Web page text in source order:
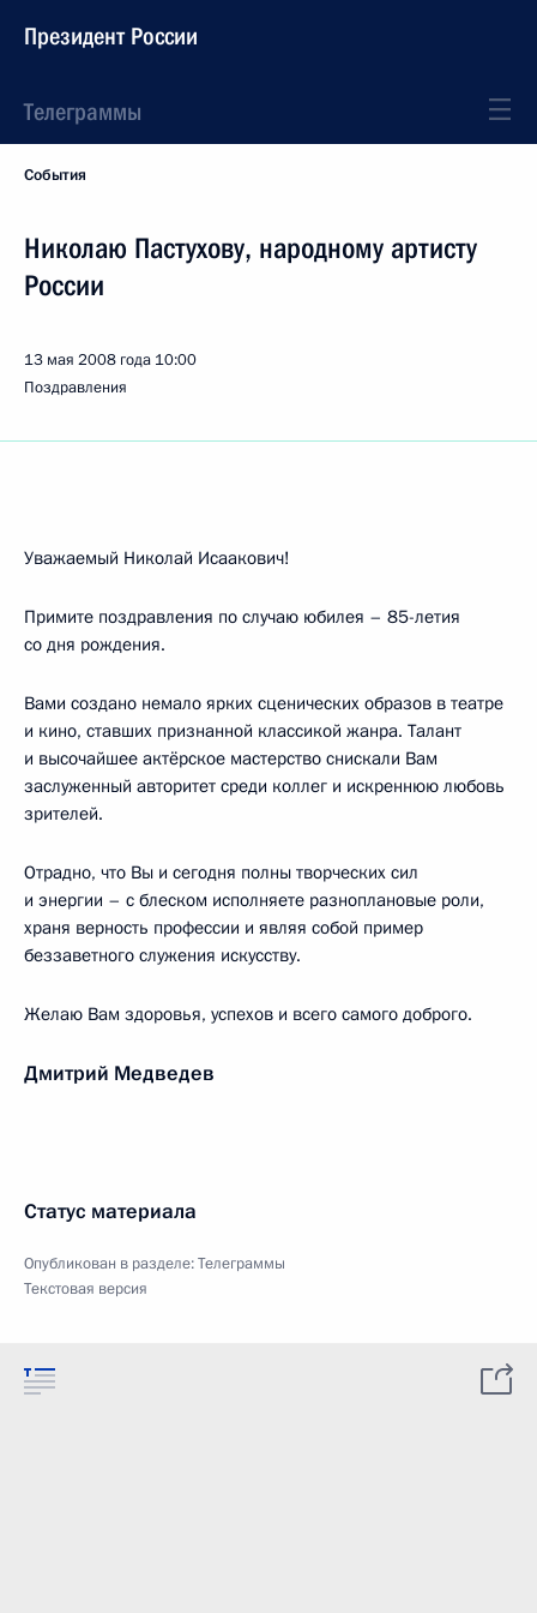
Президент России
Телеграммы
События
Николаю Пастухову, народному артисту
России
13 мая 2008 года 10:00
Поздравления
Уважаемый Николай Исаакович!
Примите поздравления по случаю юбилея – 85-летия
со дня рождения.
Вами создано немало ярких сценических образов в театре
и кино, ставших признанной классикой жанра. Талант
и высочайшее актёрское мастерство снискали Вам
заслуженный авторитет среди коллег и искреннюю любовь
зрителей.
Отрадно, что Вы и сегодня полны творческих сил
и энергии – с блеском исполняете разноплановые роли,
храня верность профессии и являя собой пример
беззаветного служения искусству.
Желаю Вам здоровья, успехов и всего самого доброго.
Дмитрий Медведев
Статус материала
Опубликован в разделе:Телеграммы
Текстовая версия